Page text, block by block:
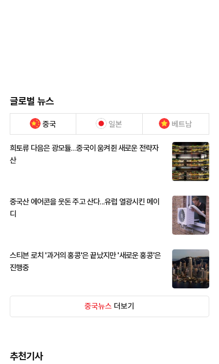
글로벌 뉴스
중국 일본 베트남
희토류 다음은 광모듈…중국이 움켜쥔 새로운 전략자
산
중국산 에어콘을 웃돈 주고 산다...유럽 열광시킨 메이
디
스티븐 로치 '과거의 홍콩'은 끝났지만 '새로운 홍콩'은
진행중
중국뉴스 더보기
추천기사